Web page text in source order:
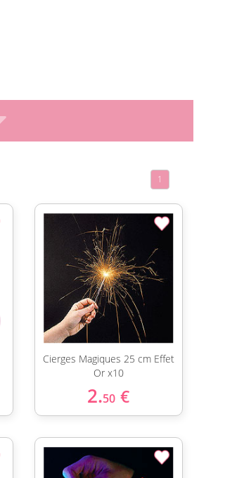
1
Cierges Magiques 25 cm Effet
Or x10
2.50 €